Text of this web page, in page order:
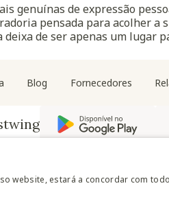
genuínas de expressão
pensada para acolher
de ser apenas um lugar
Blog Fornecedores
website, estará a concordar com